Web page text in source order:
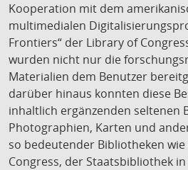
Kooperation mit dem
multimedialen
Frontiers“ der Library of
wurden nicht nur die
Materialien dem Benutzer
darüber hinaus konnten diese
inhaltlich ergänzenden seltenen
Photographien, Karten und
so bedeutender Bibliotheken
Congress, der Staatsbibliothek